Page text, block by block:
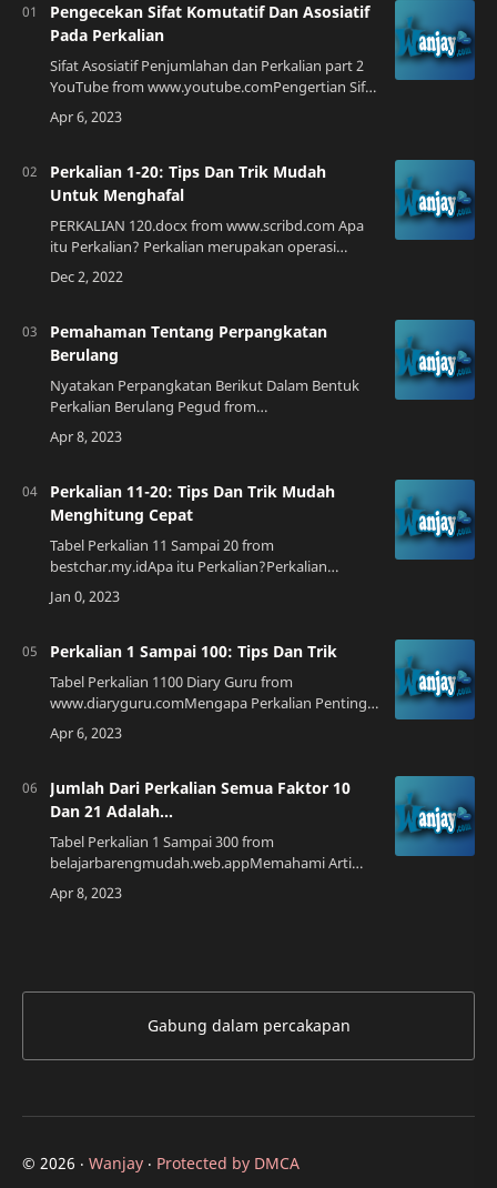
Pengecekan Sifat Komutatif Dan Asosiatif
Pada Perkalian
Sifat Asosiatif Penjumlahan dan Perkalian part 2
YouTube from www.youtube.comPengertian Sifat
Komutatif dan Asosiatif Dalam matematika, sifat
komutatif dan asosiatif adalah dua …
Perkalian 1-20: Tips Dan Trik Mudah
Untuk Menghafal
PERKALIAN 120.docx from www.scribd.com Apa
itu Perkalian? Perkalian merupakan operasi
matematika dasar yang melibatkan pengulangan
bilangan. Dalam perkalian, bilangan yang dika…
Pemahaman Tentang Perpangkatan
Berulang
Nyatakan Perpangkatan Berikut Dalam Bentuk
Perkalian Berulang Pegud from
pegud.comPerpangkatan berulang adalah salah
satu bentuk operasi aritmatika yang merupakan
Perkalian 11-20: Tips Dan Trik Mudah
Menghitung Cepat
Tabel Perkalian 11 Sampai 20 from
bestchar.my.idApa itu Perkalian?Perkalian
merupakan salah satu operasi matematika dasar
yang sering digunakan dalam kehidupan sehari-
Perkalian 1 Sampai 100: Tips Dan Trik
Tabel Perkalian 1100 Diary Guru from
www.diaryguru.comMengapa Perkalian Penting?
Perkalian merupakan salah satu operasi
matematika dasar yang sangat penting untuk
Jumlah Dari Perkalian Semua Faktor 10
Dan 21 Adalah...
Tabel Perkalian 1 Sampai 300 from
belajarbarengmudah.web.appMemahami Arti
Perkalian dan Faktor Sebelum membahas jumlah
dari perkalian semua faktor 10 dan 21, mari kita
Gabung dalam percakapan
© 2026 ‧ Wanjay ‧ Protected by DMCA